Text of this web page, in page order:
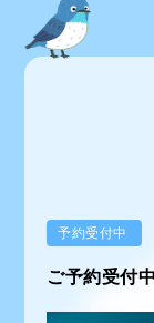
予約受付中
ご予約受付